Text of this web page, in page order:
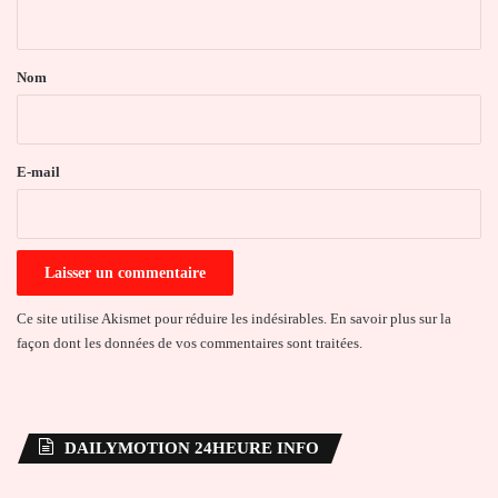
a
e
Nom
E-mail
Ce site utilise Akismet pour réduire les indésirables. En savoir plus sur la
façon dont les données de vos commentaires sont traitées.
DAILYMOTION 24HEURE INFO